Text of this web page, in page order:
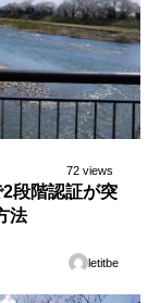
72 views
段階認証が突
法
letitbe